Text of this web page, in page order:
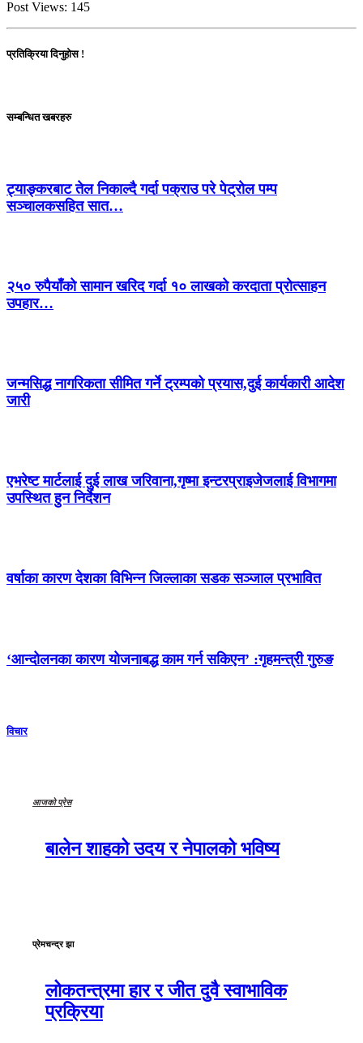
Post Views: 145
प्रतिक्रिया दिनुहोस !
सम्बन्धित खबरहरु
ट्याङ्करबाट तेल निकाल्दै गर्दा पक्राउ परे पेट्रोल पम्प
सञ्चालकसहित सात…
२५० रुपैयाँको सामान खरिद गर्दा १० लाखको करदाता प्रोत्साहन
उपहार…
जन्मसिद्ध नागरिकता सीमित गर्ने ट्रम्पको प्रयास,दुई कार्यकारी आदेश
जारी
एभरेष्ट मार्टलाई दुई लाख जरिवाना,गृष्मा इन्टरप्राइजेजलाई विभागमा
उपस्थित हुन निर्देशन
वर्षाका कारण देशका विभिन्न जिल्लाका सडक सञ्जाल प्रभावित
‘आन्दोलनका कारण योजनाबद्ध काम गर्न सकिएन’ :गृहमन्त्री गुरुङ
विचार
आजको प्रेस
बालेन शाहको उदय र नेपालको भविष्य
प्रेमचन्द्र झा
लोकतन्त्रमा हार र जीत दुवै स्वाभाविक
प्रक्रिया